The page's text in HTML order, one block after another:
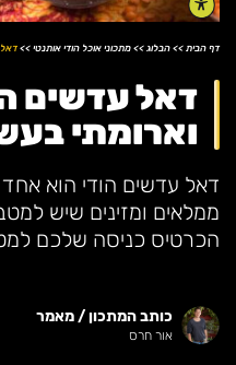
דף הבית >> הבלוג >> מתכוני אוכל הודי אותנטי >> דאל
דאל עדשים
וארומתי
דאל עדשים הודי הוא
ממלאים ומזינים שיש
הכרטיס כניסה שלכם
כותב המתכון / מאמר
אור חרס